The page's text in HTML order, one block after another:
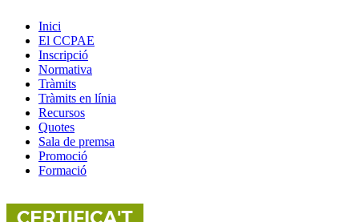
Inici
El CCPAE
Inscripció
Normativa
Tràmits
Tràmits en línia
Recursos
Quotes
Sala de premsa
Promoció
Formació